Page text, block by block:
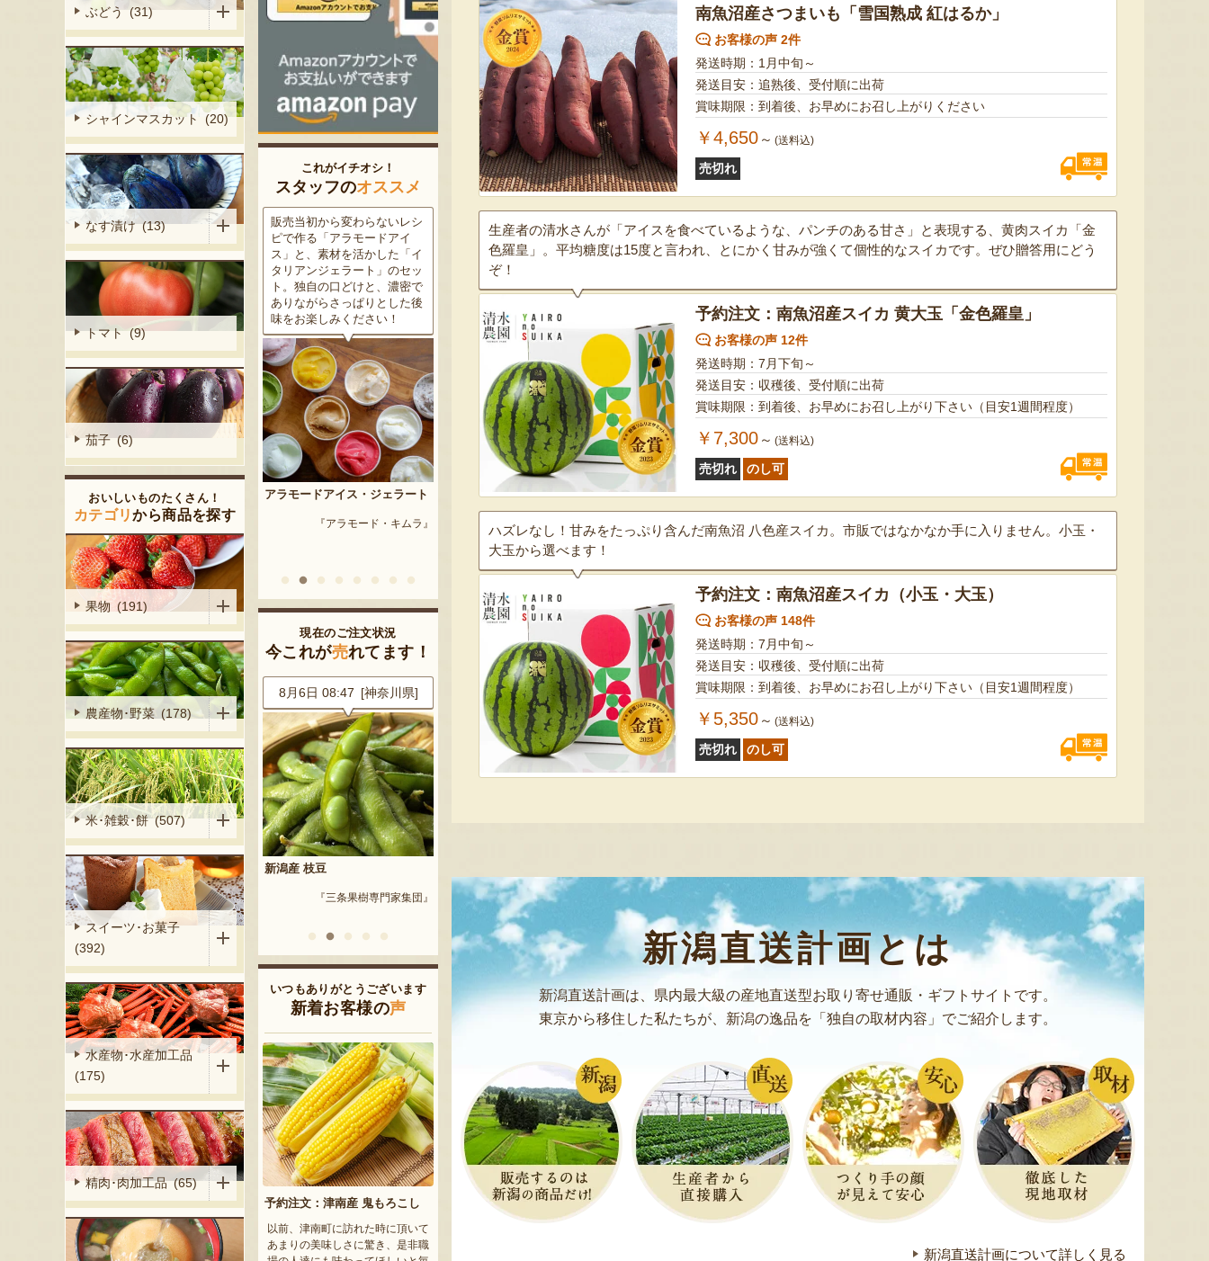
南魚沼産さつまいも「雪国熟成 紅はるか」
お客様の声 2件
発送時期：1月中旬～
発送目安：追熟後、受付順に出荷
賞味期限：到着後、お早めにお召し上がりください
￥4,650 ～ (送料込)
売切れ
生産者の清水さんが「アイスを食べているような、パンチのある甘さ」と表現する、黄肉スイカ「金
色羅皇」。平均糖度は15度と言われ、とにかく甘みが強くて個性的なスイカです。ぜひ贈答用にどう
ぞ！
予約注文：南魚沼産スイカ 黄大玉「金色羅皇」
お客様の声 12件
発送時期：7月下旬～
発送目安：収穫後、受付順に出荷
賞味期限：到着後、お早めにお召し上がり下さい（目安1週間程度）
￥7,300 ～ (送料込)
売切れ のし可
ハズレなし！甘みをたっぷり含んだ南魚沼 八色産スイカ。市販ではなかなか手に入りません。小玉・
大玉から選べます！
予約注文：南魚沼産スイカ（小玉・大玉）
お客様の声 148件
発送時期：7月中旬～
発送目安：収穫後、受付順に出荷
賞味期限：到着後、お早めにお召し上がり下さい（目安1週間程度）
￥5,350 ～ (送料込)
売切れ のし可
新潟直送計画とは
新潟直送計画は、県内最大級の産地直送型お取り寄せ通販・ギフトサイトです。
東京から移住した私たちが、新潟の逸品を「独自の取材内容」でご紹介します。
新潟直送計画について詳しく見る
ぶどう (31)
シャインマスカット (20)
なす漬け (13)
トマト (9)
茄子 (6)
おいしいものたくさん！
カテゴリから商品を探す
果物 (191)
農産物･野菜 (178)
米･雑穀･餅 (507)
スイーツ･お菓子
(392)
水産物･水産加工品
(175)
精肉･肉加工品 (65)
これがイチオシ！
スタッフのオススメ
販売当初から変わらないレシ
ピで作る「アラモードアイ
ス」と、素材を活かした「イ
タリアンジェラート」のセッ
ト。独自の口どけと、濃密で
ありながらさっぱりとした後
味をお楽しみください！
アラモードアイス・ジェラート
『アラモード・キムラ』
この道50年の大ベテラン農家
が育てた美味しい新潟枝豆・
茶豆！手塩にかけて育てた枝
豆の甘味と深い香り、コクの
ある旨味を是非一度お試し下
さい。お中元にもオススメ！
予約注文：新潟産 枝豆・茶豆
新潟の夏と言えば大阪屋の流
れ梅！国産の梅果汁とくずき
り風のゼリーの相性が抜群。
爽やかな甘みとツルッとした
食感は一度食べたらクセにな
るはず！お中元にも喜ばれる
こと間違い無し！
流れ梅
『株式会社 大阪屋』
魚沼市だけで作られている
「深雪なす」を使ったなす漬
け。しっかりとした塩味が好
の商品です。夏はもちろん、
甘みがのった秋なすは特に絶
品。新米との相性も抜群で
す！
予約注文：魚沼の定番 まるつた
のなす漬け 深雪なす
太田農園が手塩にかけて育て
たアールスメロン！イギリス
生まれの原種メロンの血をひ
ばれる高級メロンを農園より
直送！お盆などの贈答用にも
おすすめです。
予約注文：新潟産 アールスメロ
ン（盆メロン）
『情熱野菜の太田農園』
新潟市江南区で育てられた和
梨。有機質肥料と、すべての
実に袋をかける丁寧な手仕事
い姿を持つ梨が生み出されま
す。「愛甘水」や「王秋」な
ど、旬の品種をお届けしま
予約注文：新潟県産 梨
『くまの森ファーム』
現在のご注文状況
今これが売れてます！
ェーブタン
『Art tech』
8月6日 08:47 [神奈川県]
新潟産 枝豆
『三条果樹専門家集団』
8月6日 08:43 [新潟県]
新潟県産シャインマスカット
8月6日 08:37 [神奈川県]
『土田農園』
8月6日 08:19 [東京都]
『野崎農園』
8月6日 08:48 [埼玉県]
ブラー イリス」
『Art tech』
8月6日 08:47 [神奈川県]
『三条果樹専門家集団』
いつもありがとうございます
新着お客様の声
予約注文：津南産 鬼もろこし
以前、津南町に訪れた時に頂いて
あまりの美味しさに驚き、是非職